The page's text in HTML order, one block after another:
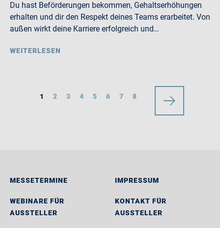
Du hast Beförderungen bekommen, Gehaltserhöhungen
erhalten und dir den Respekt deines Teams erarbeitet. Von
außen wirkt deine Karriere erfolgreich und…
WEITERLESEN
1 2 3 4 5 6 7 8
MESSETERMINE
WEBINARE FÜR
AUSSTELLER
IMPRESSUM
KONTAKT FÜR
AUSSTELLER